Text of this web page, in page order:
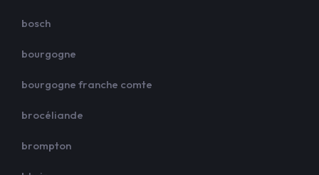
bosch
bourgogne
bourgogne franche comte
brocéliande
brompton